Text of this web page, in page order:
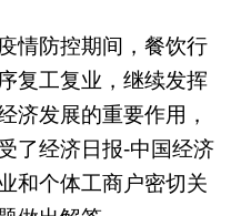
情防控期间，餐饮行
复工复业，继续发挥
济发展的重要作用，
了经济日报-中国经济
和个体工商户密切关